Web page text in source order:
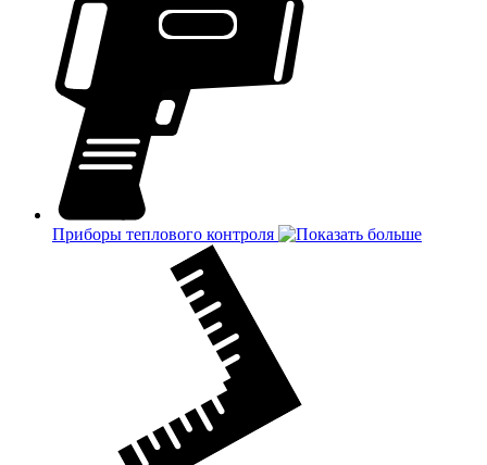
Приборы теплового контроля